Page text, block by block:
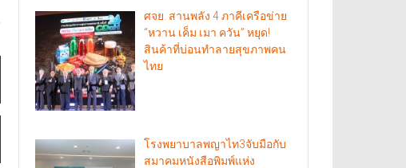
ศจย. สานพลัง 4 ภาคีเครือข่าย
“หวาน เค็ม เมา ควัน” หยุด!
สินค้าที่บ่อนทำลายสุขภาพคน
ไทย
โรงพยาบาลพญาไท3จับมือกับ
สมาคมหนังสือพิมพ์แห่ง